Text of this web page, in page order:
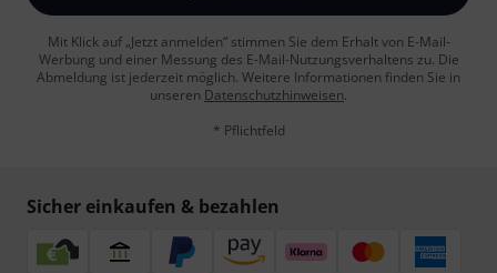
Mit Klick auf „Jetzt anmelden“ stimmen Sie dem Erhalt von E-Mail-
Werbung und einer Messung des E-Mail-Nutzungsverhaltens zu. Die
Abmeldung ist jederzeit möglich. Weitere Informationen finden Sie in
unseren Datenschutzhinweisen.
* Pflichtfeld
Sicher einkaufen & bezahlen